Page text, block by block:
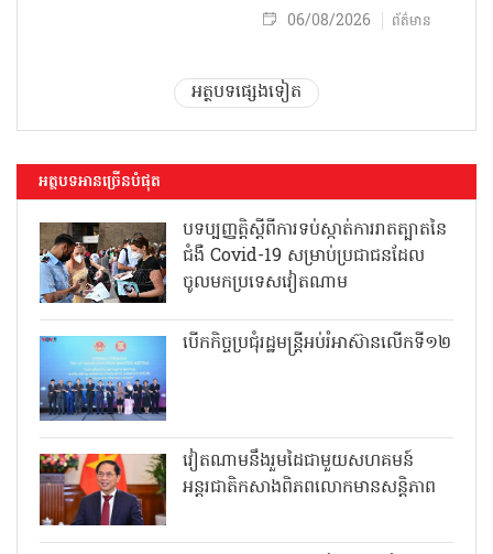
06/08/2026 ព័ត៌មាន
អត្ថបទផ្សេងទៀត
អត្ថបទអានច្រើនបំផុត
បទប្បញ្ញត្តិស្តីពីការទប់ស្កាត់ការរាតត្បាតនៃ
ជំងឺ Covid-19 សម្រាប់ប្រជាជនដែល
ចូលមកប្រទេសវៀតណាម
បើកកិច្ចប្រជុំរដ្ឋមន្ត្រីអប់រំអាស៊ានលើកទី១២
វៀតណាមនឹងរួមដៃជាមួយសហគមន៍
អន្តរជាតិកសាងពិភពលោកមានសន្តិភាព